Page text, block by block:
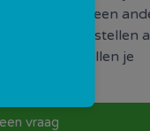
iets, of als je een
vraag direct stellen
buurt. Zij zullen je
vraag